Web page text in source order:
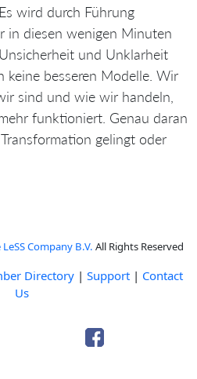
wird durch Führung
in diesen wenigen Minuten
und Unklarheit
keine besseren Modelle. Wir
sind und wie wir handeln,
funktioniert. Genau daran
gelingt oder
LeSS Company B.V. All Rights Reserved
Directory | Support | Contact
Us